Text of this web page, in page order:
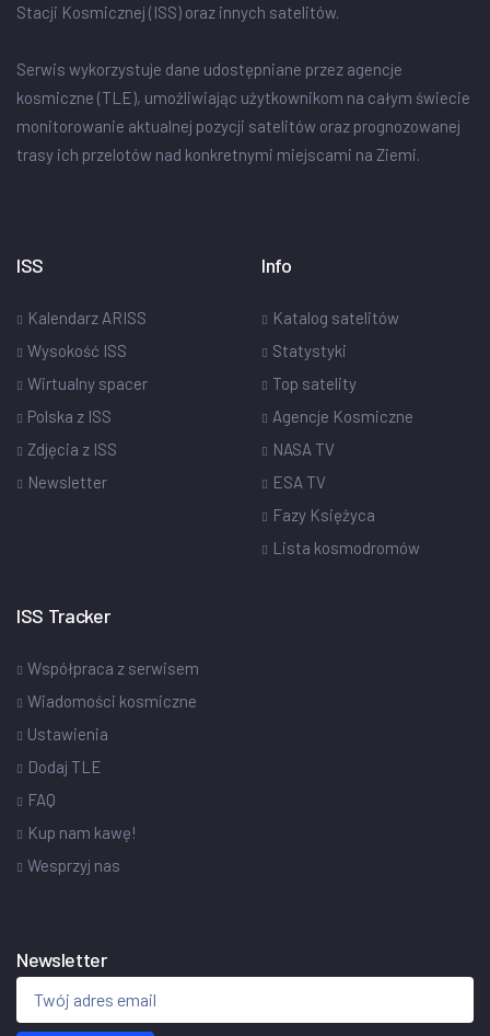
Stacji Kosmicznej (ISS) oraz innych satelitów.
Serwis wykorzystuje dane udostępniane przez agencje
kosmiczne (TLE), umożliwiając użytkownikom na całym świecie
monitorowanie aktualnej pozycji satelitów oraz prognozowanej
trasy ich przelotów nad konkretnymi miejscami na Ziemi.
ISS
Kalendarz ARISS
Wysokość ISS
Wirtualny spacer
Polska z ISS
Zdjęcia z ISS
Newsletter
Info
Katalog satelitów
Statystyki
Top satelity
Agencje Kosmiczne
NASA TV
ESA TV
Fazy Księżyca
Lista kosmodromów
ISS Tracker
Współpraca z serwisem
Wiadomości kosmiczne
Ustawienia
Dodaj TLE
FAQ
Kup nam kawę!
Wesprzyj nas
Newsletter